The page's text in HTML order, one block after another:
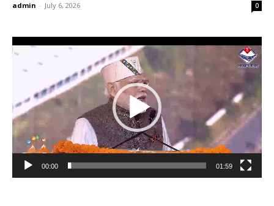
admin - July 6, 2026 0
Video
Player
00:00 01:59